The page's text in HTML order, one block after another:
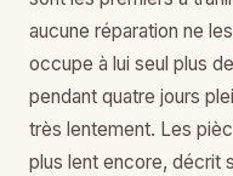
aucune réparation ne
occupe à lui seul plus
pendant quatre jours
très lentement. Les
plus lent encore, décrit